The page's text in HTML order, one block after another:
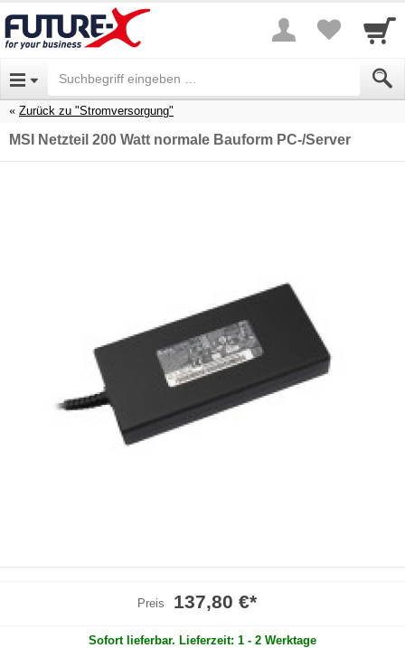
Zurück zu "Stromversorgung"
MSI Netzteil 200 Watt normale Bauform PC-/Server
Preis 137,80 €*
Sofort lieferbar. Lieferzeit: 1 - 2 Werktage